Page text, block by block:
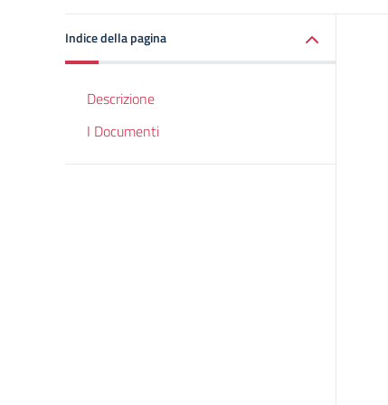
Indice della pagina
Descrizione
I Documenti